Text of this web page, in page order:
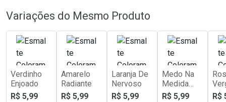
Variações do Mesmo Produto
Verdinho
Enjoado
R$ 5,99
Amarelo
Radiante
R$ 5,99
Laranja De
Nervoso
R$ 5,99
Medo Na
Medida
Certa
R$ 5,99
R$